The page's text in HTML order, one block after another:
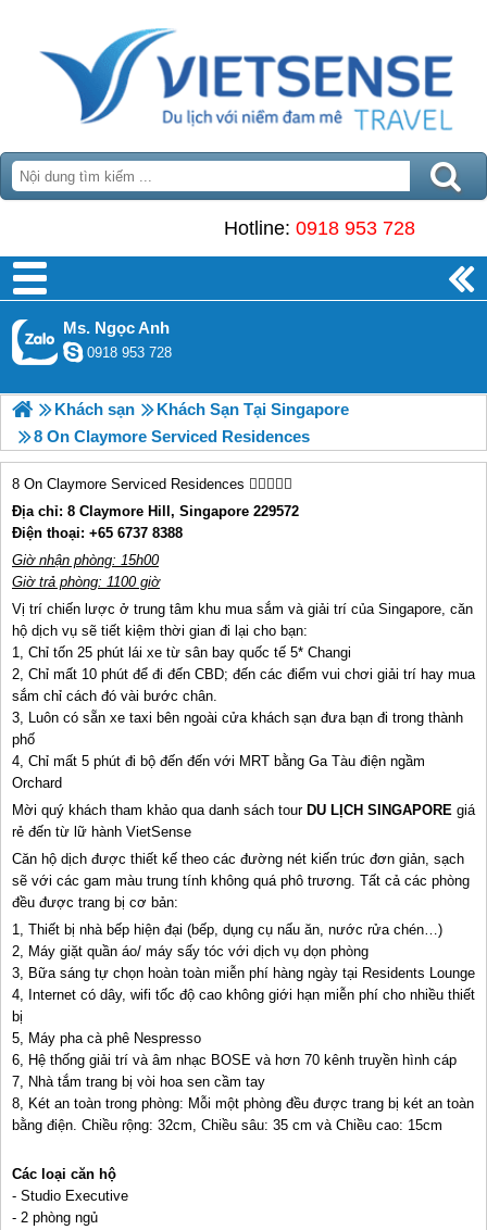
Hotline: 0918 953 728
Ms. Ngọc Anh
0918 953 728
Khách sạn
Khách Sạn Tại Singapore
8 On Claymore Serviced Residences
8 On Claymore Serviced Residences
Địa chỉ: 8 Claymore Hill, Singapore 229572
Điện thoại: +65 6737 8388
Giờ nhận phòng: 15h00
Giờ trả phòng: 1100 giờ
Vị trí chiến lược ở trung tâm khu mua sắm và giải trí của Singapore, căn
hộ dịch vụ sẽ tiết kiệm thời gian đi lại cho bạn:
1, Chỉ tốn 25 phút lái xe từ sân bay quốc tế 5* Changi
2, Chỉ mất 10 phút để đi đến CBD; đến các điểm vui chơi giải trí hay mua
sắm chỉ cách đó vài bước chân.
3, Luôn có sẵn xe taxi bên ngoài cửa khách sạn đưa bạn đi trong thành
phố
4, Chỉ mất 5 phút đi bộ đến đến với MRT bằng Ga Tàu điện ngầm
Orchard
Mời quý khách tham khảo qua danh sách tour DU LỊCH SINGAPORE giá
rẻ đến từ lữ hành VietSense
Căn hộ dịch được thiết kế theo các đường nét kiến trúc đơn giản, sạch
sẽ với các gam màu trung tính không quá phô trương. Tất cả các phòng
đều được trang bị cơ bản:
1, Thiết bị nhà bếp hiện đại (bếp, dụng cụ nấu ăn, nước rửa chén…)
2, Máy giặt quần áo/ máy sấy tóc với dịch vụ dọn phòng
3, Bữa sáng tự chọn hoàn toàn miễn phí hàng ngày tại Residents Lounge
4, Internet có dây, wifi tốc độ cao không giới hạn miễn phí cho nhiều thiết
bị
5, Máy pha cà phê Nespresso
6, Hệ thống giải trí và âm nhạc BOSE và hơn 70 kênh truyền hình cáp
7, Nhà tắm trang bị vòi hoa sen cầm tay
8, Két an toàn trong phòng: Mỗi một phòng đều được trang bị két an toàn
bằng điện. Chiều rộng: 32cm, Chiều sâu: 35 cm và Chiều cao: 15cm
Các loại căn hộ
- Studio Executive
- 2 phòng ngủ